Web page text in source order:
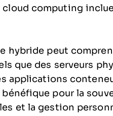
cloud computing
hybride peut
que des serveurs
applications
pour la
et la gestion